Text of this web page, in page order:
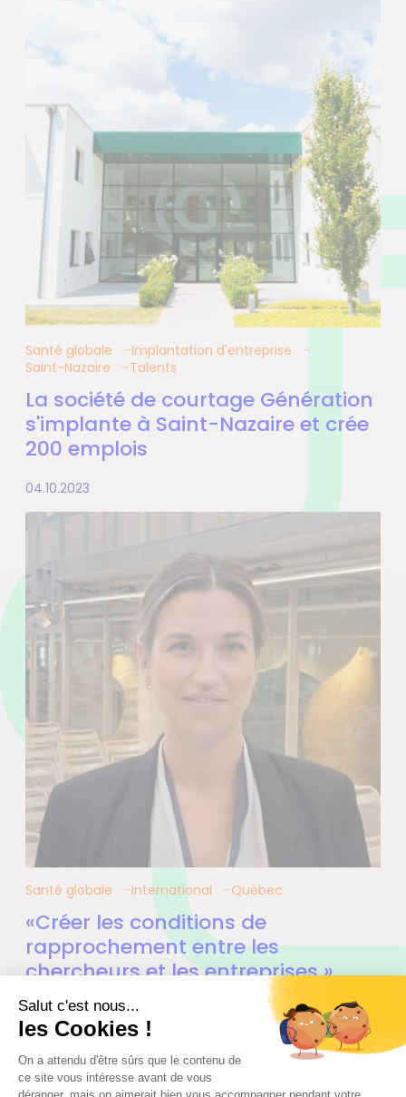
Santé globale
Implantation d'entreprise
Saint-Nazaire
Talents
La société de courtage Génération
s'implante à Saint-Nazaire et crée
200 emplois
04.10.2023
Santé globale International Québec
«Créer les conditions de
rapprochement entre les
chercheurs et les entreprises »
03.10.2023